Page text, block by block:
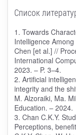
Список
1. Towards
Intelligence
Chen [et al.] //
International
2023. – P. 3–4.
2. Artificial
integrity and the
M. Alzoraiki, Ma.
Education. – 2024.
3. Chan C.K.Y.
Perceptions,